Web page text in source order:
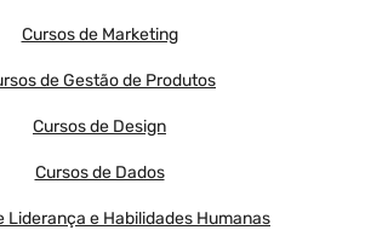
Cursos de Marketing
de Gestão de Produtos
Cursos de Design
Cursos de Dados
Liderança e Habilidades Humanas